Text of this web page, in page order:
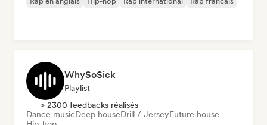
WhySoSick
Playlist
> 2300 feedbacks réalisés
Dance musicDeep houseDrill / JerseyFuture house